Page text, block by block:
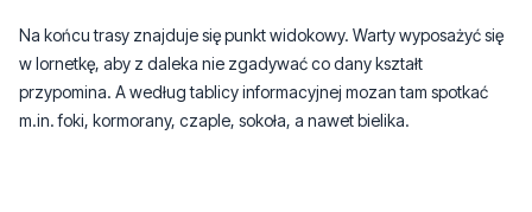
m.in. foki, kormorany, czaple, sokoła, a nawet bielika.